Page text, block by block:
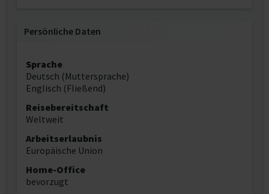
Persönliche Daten
Sprache
Deutsch (Muttersprache)
Englisch (Fließend)
Reisebereitschaft
Weltweit
Arbeitserlaubnis
Europäische Union
Home-Office
bevorzugt